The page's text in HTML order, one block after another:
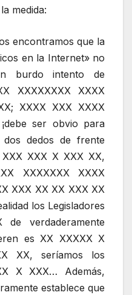
medida:
encontramos que la
en la Internet» no
burdo intento de
XXXXXXXX XXXX
XXXX XXX XXXX
ser obvio para
dedos de frente
XXX X XXX XX,
XXXXXXX XXXX
XXX XX XX XXX XX
los Legisladores
de verdaderamente
es XX XXXXX X
XX, seríamos los
X XXX… Además,
establece que